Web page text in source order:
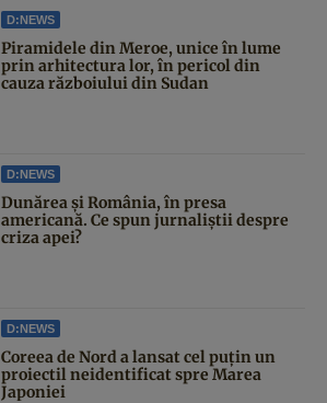
D:NEWS
Piramidele din Meroe, unice în lume
prin arhitectura lor, în pericol din
cauza războiului din Sudan
D:NEWS
Dunărea și România, în presa
americană. Ce spun jurnaliștii despre
criza apei?
D:NEWS
Coreea de Nord a lansat cel puțin un
proiectil neidentificat spre Marea
Japoniei